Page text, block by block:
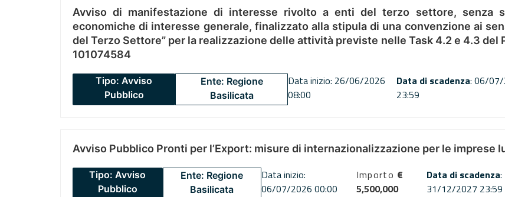
Avviso di manifestazione di interesse rivolto a enti del terzo settore, senza
economiche di interesse generale, finalizzato alla stipula di una convenzione ai
del Terzo Settore” per la realizzazione delle attività previste nelle Task 4.2 e 4.3 del
101074584
Tipo: Avviso
Pubblico
Ente: Regione
Basilicata
Data inizio: 26/06/2026
08:00
Data di scadenza: 06/
23:59
Avviso Pubblico Pronti per l’Export: misure di internazionalizzazione per le imprese
Tipo: Avviso
Pubblico
Ente: Regione
Basilicata
Data inizio:
06/07/2026 00:00
Importo €
5,500,000
Data di scadenza:
31/12/2027 23:59